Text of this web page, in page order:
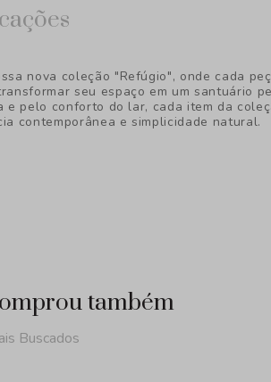
nova coleção "Refúgio", onde cada
seu espaço em um santuário
e pelo conforto do lar, cada item da
contemporânea e simplicidade natural.
também
Buscados